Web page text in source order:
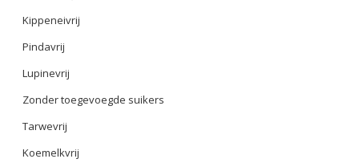
Kippeneivrij
Pindavrij
Lupinevrij
Zonder toegevoegde suikers
Tarwevrij
Koemelkvrij